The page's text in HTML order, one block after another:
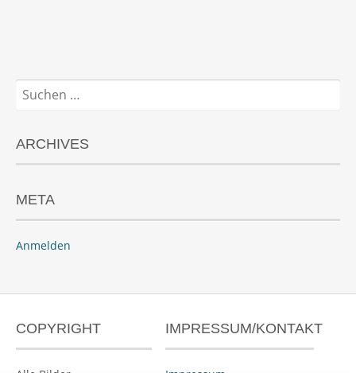
Suchen
nach:
ARCHIVES
META
Anmelden
COPYRIGHT IMPRESSUM/KONTAKT